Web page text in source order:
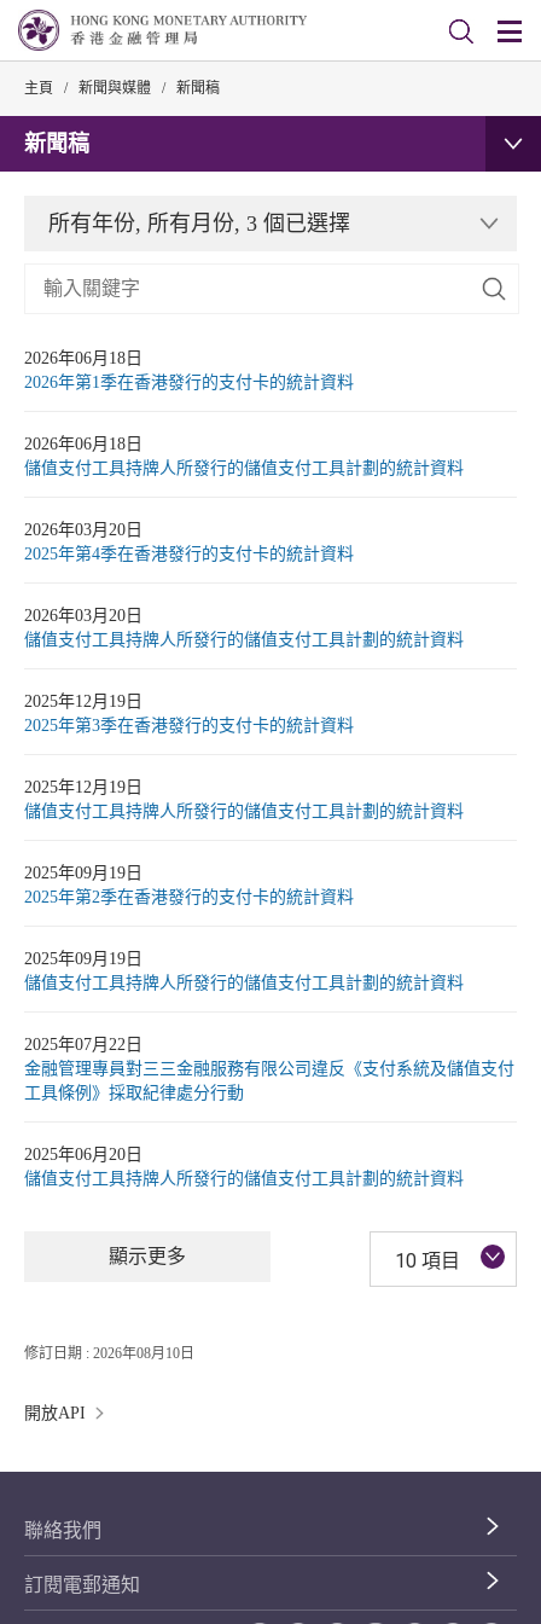
主頁 / 新聞與媒體 / 新聞稿
新聞稿
所有年份, 所有月份, 3 個已選擇
2026年06月18日
2026年第1季在香港發行的支付卡的統計資料
2026年06月18日
儲值支付工具持牌人所發行的儲值支付工具計劃的統計資料
2026年03月20日
2025年第4季在香港發行的支付卡的統計資料
2026年03月20日
儲值支付工具持牌人所發行的儲值支付工具計劃的統計資料
2025年12月19日
2025年第3季在香港發行的支付卡的統計資料
2025年12月19日
儲值支付工具持牌人所發行的儲值支付工具計劃的統計資料
2025年09月19日
2025年第2季在香港發行的支付卡的統計資料
2025年09月19日
儲值支付工具持牌人所發行的儲值支付工具計劃的統計資料
2025年07月22日
金融管理專員對三三金融服務有限公司違反《支付系統及儲值支付
工具條例》採取紀律處分行動
2025年06月20日
儲值支付工具持牌人所發行的儲值支付工具計劃的統計資料
10 項目
顯示更多
修訂日期 : 2026年08月10日
開放API
聯絡我們
訂閱電郵通知